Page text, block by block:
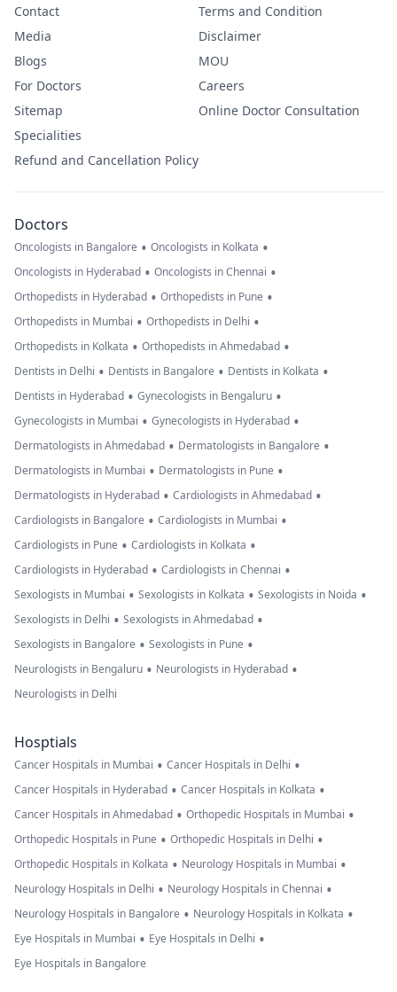
Contact
Media
Blogs
For Doctors
Sitemap
Specialities
Refund and Cancellation Policy
Terms and Condition
Disclaimer
MOU
Careers
Online Doctor Consultation
Doctors
Oncologists in Bangalore • Oncologists in Kolkata •
Oncologists in Hyderabad • Oncologists in Chennai •
Orthopedists in Hyderabad • Orthopedists in Pune •
Orthopedists in Mumbai • Orthopedists in Delhi •
Orthopedists in Kolkata • Orthopedists in Ahmedabad •
Dentists in Delhi • Dentists in Bangalore • Dentists in Kolkata •
Dentists in Hyderabad • Gynecologists in Bengaluru •
Gynecologists in Mumbai • Gynecologists in Hyderabad •
Dermatologists in Ahmedabad • Dermatologists in Bangalore •
Dermatologists in Mumbai • Dermatologists in Pune •
Dermatologists in Hyderabad • Cardiologists in Ahmedabad •
Cardiologists in Bangalore • Cardiologists in Mumbai •
Cardiologists in Pune • Cardiologists in Kolkata •
Cardiologists in Hyderabad • Cardiologists in Chennai •
Sexologists in Mumbai • Sexologists in Kolkata • Sexologists in Noida •
Sexologists in Delhi • Sexologists in Ahmedabad •
Sexologists in Bangalore • Sexologists in Pune •
Neurologists in Bengaluru • Neurologists in Hyderabad •
Neurologists in Delhi
Hosptials
Cancer Hospitals in Mumbai • Cancer Hospitals in Delhi •
Cancer Hospitals in Hyderabad • Cancer Hospitals in Kolkata •
Cancer Hospitals in Ahmedabad • Orthopedic Hospitals in Mumbai •
Orthopedic Hospitals in Pune • Orthopedic Hospitals in Delhi •
Orthopedic Hospitals in Kolkata • Neurology Hospitals in Mumbai •
Neurology Hospitals in Delhi • Neurology Hospitals in Chennai •
Neurology Hospitals in Bangalore • Neurology Hospitals in Kolkata •
Eye Hospitals in Mumbai • Eye Hospitals in Delhi •
Eye Hospitals in Bangalore